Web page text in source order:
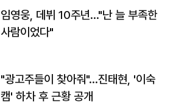
임영웅, 데뷔 10주년…"난 늘 부족한
사람이었다"
"광고주들이 찾아줘"…진태현, '이숙
캠' 하차 후 근황 공개